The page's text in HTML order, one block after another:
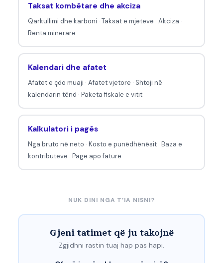
Taksat kombëtare dhe akciza
Qarkullimi dhe karboni · Taksat e mjeteve · Akciza ·
Renta minerare
Kalendari dhe afatet
Afatet e çdo muaji · Afatet vjetore · Shtoji në
kalendarin tënd · Paketa fiskale e vitit
Kalkulatori i pagës
Nga bruto në neto · Kosto e punëdhënësit· Baza e
kontributeve · Pagë apo faturë
NUK DINI NGA T’IA NISNI?
Gjeni tatimet që ju takojnë
Zgjidhni rastin tuaj hap pas hapi.